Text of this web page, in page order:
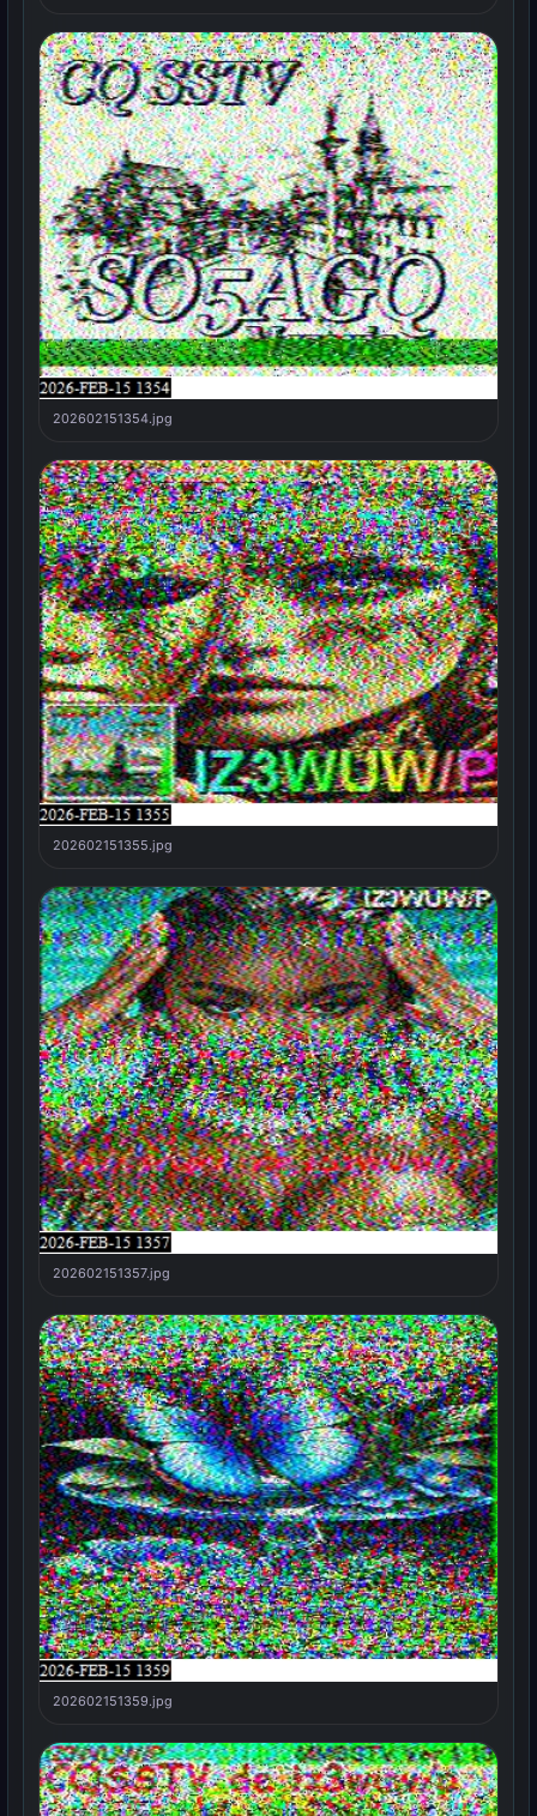
202602151354.jpg
202602151355.jpg
202602151357.jpg
202602151359.jpg